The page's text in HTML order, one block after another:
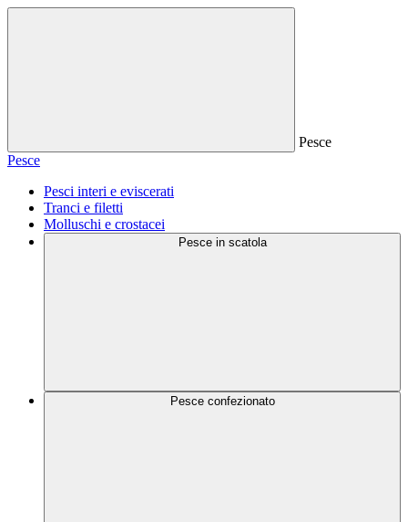
Pesce
Pesce
Pesci interi e eviscerati
Tranci e filetti
Molluschi e crostacei
Pesce in scatola
Pesce confezionato